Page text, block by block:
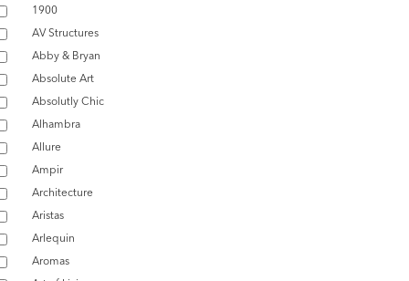
1900
AV Structures
Abby & Bryan
Absolute Art
Absolutly Chic
Alhambra
Allure
Ampir
Architecture
Aristas
Arlequin
Aromas